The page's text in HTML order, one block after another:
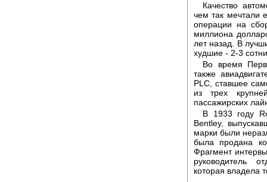
Качество
чем так мечтали
операции на
миллиона
лет назад. В
худшие - 2-3
Во время
также
PLC, ставшее
из трех
пассажирских
В 1933 году
Bentley,
марки были
была продана
Фрагмент
руководитель
которая владела